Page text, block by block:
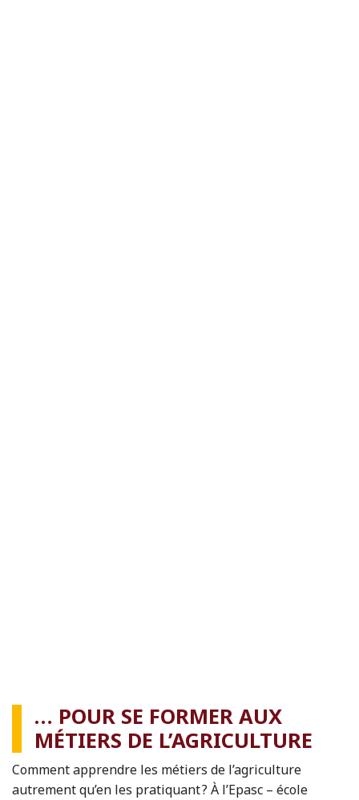
… POUR SE FORMER AUX
MÉTIERS DE L’AGRICULTURE
Comment apprendre les métiers de l’agriculture
autrement qu’en les pratiquant ? À l’Epasc – école